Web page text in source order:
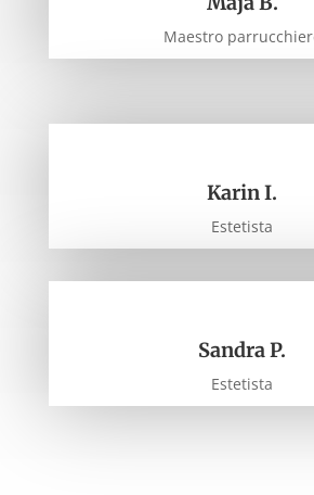
Maestro
Karin I.
Estetista
Sandra P.
Estetista